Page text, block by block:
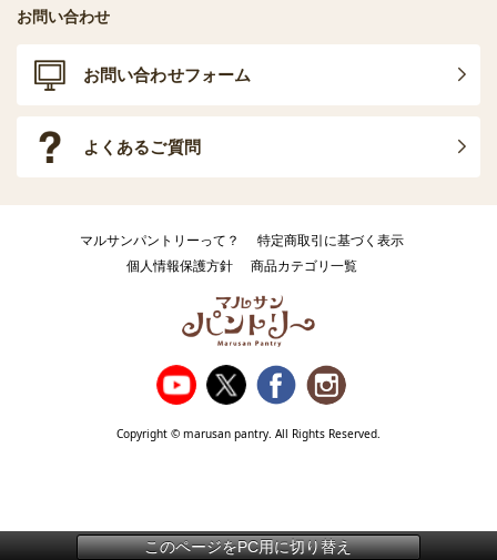
お問い合わせ
お問い合わせフォーム
よくあるご質問
マルサンパントリーって？
特定商取引に基づく表示
個人情報保護方針
商品カテゴリ一覧
Copyright © marusan pantry. All Rights Reserved.
このページをPC用に切り替え